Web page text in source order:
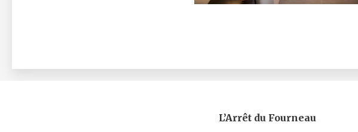
L’Arrêt du Fourneau